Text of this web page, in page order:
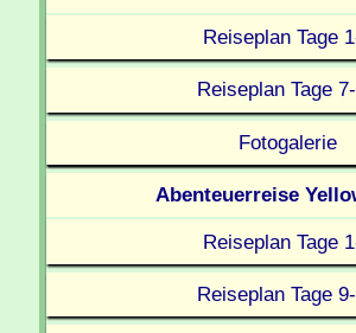
Reiseplan Tage
Reiseplan Tage
Fotogalerie
Abenteuerreise
Reiseplan Tage
Reiseplan Tage